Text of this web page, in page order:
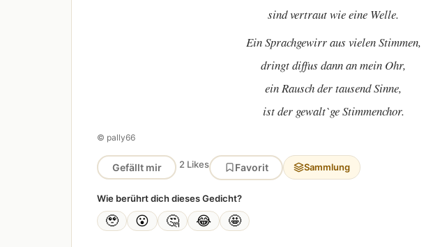
sind vertraut wie eine Welle.
Ein Sprachgewirr aus vielen Stimmen,
dringt diffus dann an mein Ohr,
ein Rausch der tausend Sinne,
ist der gewalt`ge Stimmenchor.
© pally66
Gefällt mir 2 Likes Favorit Sammlung
Wie berührt dich dieses Gedicht?
🥹 😮 🤔 😂 🤩